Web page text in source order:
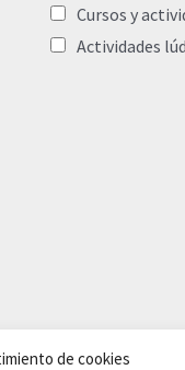
de cookies
Cursos y
Actividades